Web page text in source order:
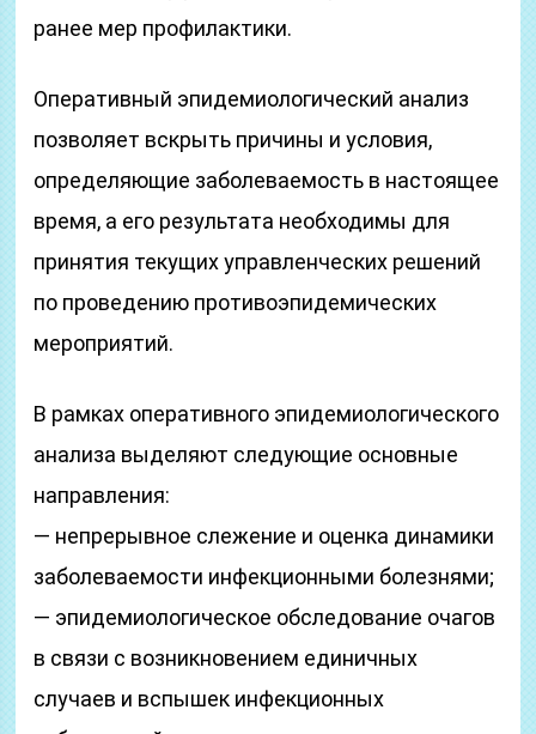
ранее мер профилактики.
Оперативный эпидемиологический анализ
позволяет вскрыть причины и условия,
определяющие заболеваемость в настоящее
время, а его результата необходимы для
принятия текущих управленческих решений
по проведению противоэпидемических
мероприятий.
В рамках оперативного эпидемиологического
анализа выделяют следующие основные
направления:
— непрерывное слежение и оценка динамики
заболеваемости инфекционными болезнями;
— эпидемиологическое обследование очагов
в связи с возникновением единичных
случаев и вспышек инфекционных